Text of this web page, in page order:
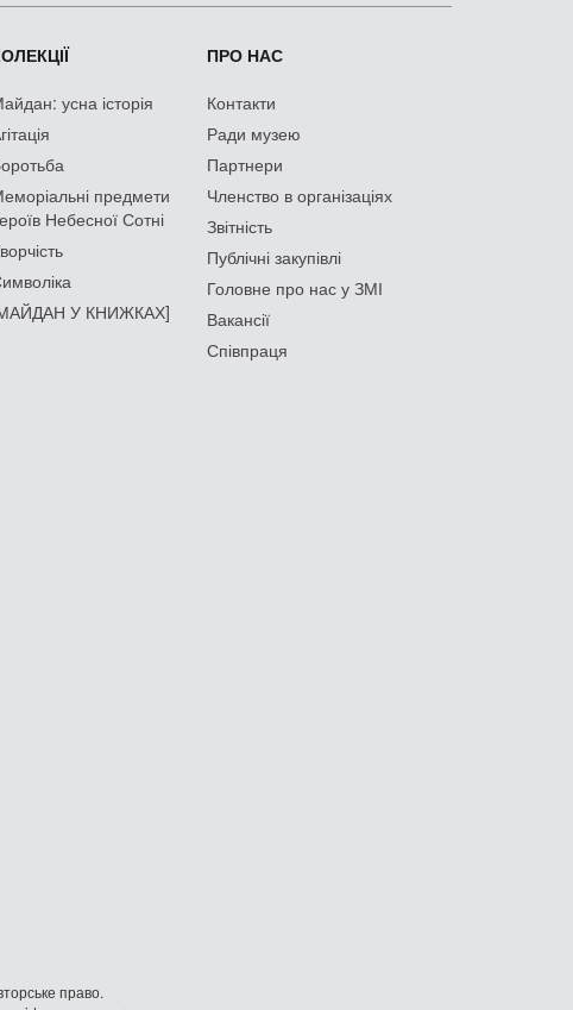
усна історія
предмети
Небесної Сотні
У КНИЖКАХ]
ПРО НАС
Контакти
Ради музею
Партнери
Членство в організаціях
Звітність
Публічні закупівлі
Головне про нас у ЗМІ
Вакансії
Співпраця
право.